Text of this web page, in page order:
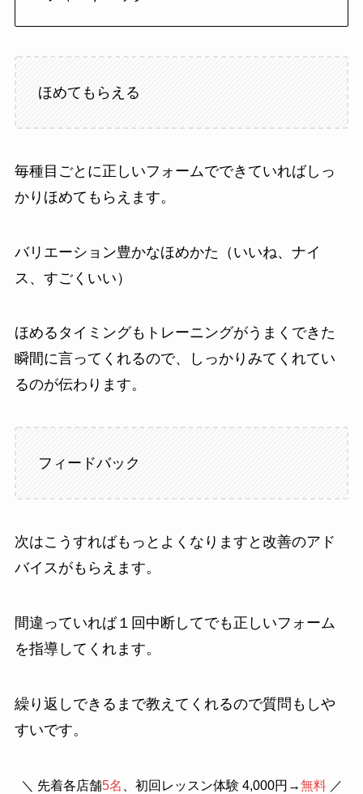
ほめてもらえる
毎種目ごとに正しいフォームでできていればしっ
かりほめてもらえます。
バリエーション豊かなほめかた（いいね、ナイ
ス、すごくいい）
ほめるタイミングもトレーニングがうまくできた
瞬間に言ってくれるので、しっかりみてくれてい
るのが伝わります。
フィードバック
次はこうすればもっとよくなりますと改善のアド
バイスがもらえます。
間違っていれば１回中断してでも正しいフォーム
を指導してくれます。
繰り返しできるまで教えてくれるので質問もしや
すいです。
＼ 先着各店舗5名 、初回レッスン体験 4,000円→無料／